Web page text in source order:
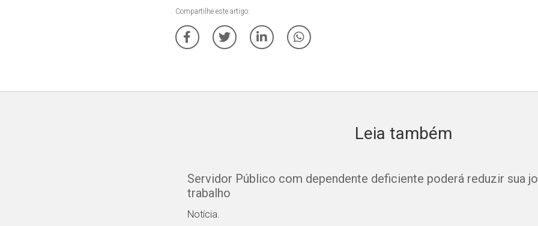
Compartilhe este artigo:
Leia também
Servidor Público com dependente deficiente poderá reduzir sua
trabalho
Notícia.